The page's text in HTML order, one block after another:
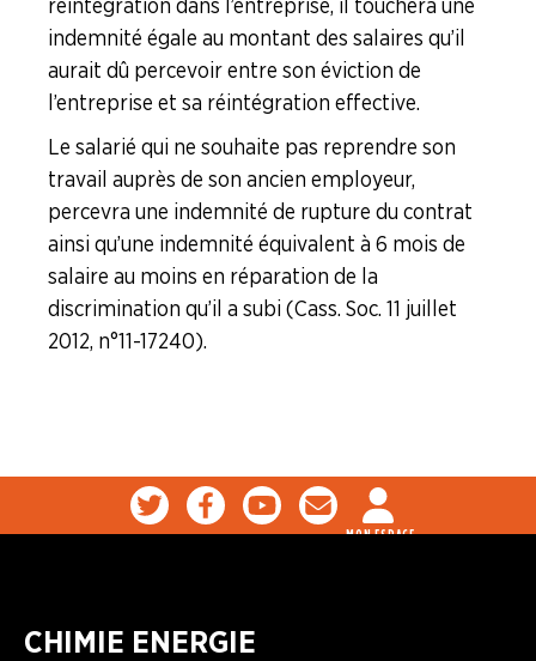
réintégration dans l’entreprise, il touchera une
indemnité égale au montant des salaires qu’il
aurait dû percevoir entre son éviction de
l’entreprise et sa réintégration effective.
Le salarié qui ne souhaite pas reprendre son
travail auprès de son ancien employeur,
percevra une indemnité de rupture du contrat
ainsi qu’une indemnité équivalent à 6 mois de
salaire au moins en réparation de la
discrimination qu’il a subi (Cass. Soc. 11 juillet
2012, n°11-17240).
MON ESPACE
CHIMIE ENERGIE